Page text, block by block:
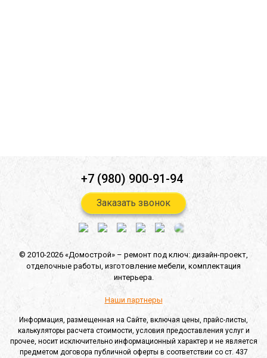
© 2010-2026 «Домострой» – ремонт под ключ: дизайн-проект,
отделочные работы, изготовление мебели, комплектация
интерьера.
Наши партнеры
+7 (980) 900-91-94
Заказать звонок
Информация, размещенная на Сайте, включая цены, прайс-листы,
калькуляторы расчета стоимости, условия предоставления услуг и
прочее, носит исключительно информационный характер и не является
предметом договора публичной оферты в соответствии со ст. 437